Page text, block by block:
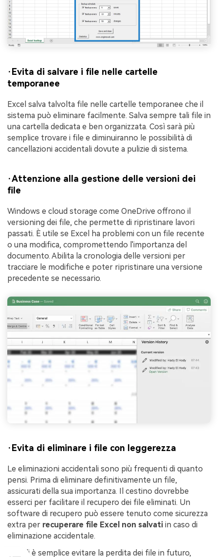
·Evita di salvare i file nelle cartelle
temporanee
Excel salva talvolta file nelle cartelle temporanee che il
sistema può eliminare facilmente. Salva sempre tali file in
una cartella dedicata e ben organizzata. Così sarà più
semplice trovare i file e diminuiranno le possibilità di
cancellazioni accidentali dovute a pulizie di sistema.
·Attenzione alla gestione delle versioni dei
file
Windows e cloud storage come OneDrive offrono il
versioning dei file, che permette di ripristinare lavori
passati. È utile se Excel ha problemi con un file recente
o una modifica, compromettendo l'importanza del
documento. Abilita la cronologia delle versioni per
tracciare le modifiche e poter ripristinare una versione
precedente se necessario.
·Evita di eliminare i file con leggerezza
Le eliminazioni accidentali sono più frequenti di quanto
pensi. Prima di eliminare definitivamente un file,
assicurati della sua importanza. Il cestino dovrebbe
esserci per facilitare il recupero dei file eliminati. Un
software di recupero può essere tenuto come sicurezza
extra per recuperare file Excel non salvati in caso di
eliminazione accidentale.
Quindi è semplice evitare la perdita dei file in futuro,